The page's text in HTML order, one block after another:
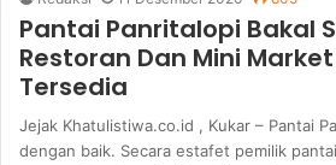
Pantai Panritalopi Bakal
Restoran Dan Mini
Tersedia
Jejak Khatulistiwa.co.id , Kukar – Pantai
dengan baik. Secara estafet pemilik